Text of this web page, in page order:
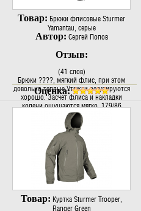
Товар: Брюки флисовые Sturmer
Yamantau, серые
Автор: Сергей Попов
Отзыв:
(41 слов)
Брюки ????, мягкий флис, при этом
довольно теплые.Утяжки регулируются
хорошо. Засчет флиса и накладки
колени ощущаются мягко. 179/86
размер L , кажутся чуть широковаты,
но по росту отлично. Цвет ни прям
серый если сравнивать с серым, но на
фото его в..
Оценка:
Товар: Куртка Sturmer Trooper,
Ranger Green